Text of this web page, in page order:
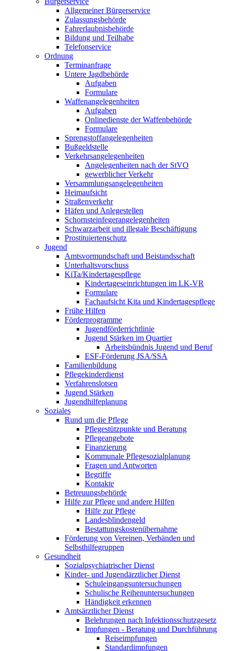
Allgemeiner Bürgerservice
Zulassungsbehörde
Fahrerlaubnisbehörde
Bildung und Teilhabe
Telefonservice
Ordnung
Terminanfrage
Untere Jagdbehörde
Aufgaben
Formulare
Waffenangelegenheiten
Aufgaben
Onlinedienste der Waffenbehörde
Formulare
Sprengstoff­angelegenheiten
Bußgeldstelle
Verkehrsangelegenheiten
Angelegenheiten nach der StVO
gewerblicher Verkehr
Versammlungs­angelegenheiten
Heimaufsicht
Straßenverkehr
Häfen und Anlegestellen
Schornsteinfeger­angelegenheiten
Schwarzarbeit und illegale Beschäftigung
Prostituiertenschutz
Jugend
Amtsvormundschaft und Beistandsschaft
Unterhaltsvorschuss
KiTa/Kindertagespflege
Kindertages­einrichtungen im LK-VR
Formulare
Fachaufsicht Kita und Kindertagespflege
Frühe Hilfen
Förderprogramme
Jugendförderrichtlinie
Jugend Stärken im Quartier
Arbeitsbündnis Jugend und Beruf
ESF-Förderung JSA/SSA
Familienbildung
Pflegekinderdienst
Verfahrenslotsen
Jugend Stärken
Jugendhilfeplanung
Soziales
Rund um die Pflege
Pflegestützpunkte und Beratung
Pflegeangebote
Finanzierung
Kommunale Pflegesozialplanung
Fragen und Antworten
Begriffe
Kontakte
Betreuungsbehörde
Hilfe zur Pflege und andere Hilfen
Hilfe zur Pflege
Landesblindengeld
Bestattungskosten­übernahme
Förderung von Vereinen, Verbänden und
Selbsthilfegruppen
Gesundheit
Sozialpsychiatrischer Dienst
Kinder- und Jugendärztlicher Dienst
Schuleingangsuntersuchungen
Schulische Reihenuntersuchungen
Händigkeit erkennen
Amtsärztlicher Dienst
Belehrungen nach Infektionsschutzgesetz
Impfungen - Beratung und Durchführung
Reiseimpfungen
Standardimpfungen